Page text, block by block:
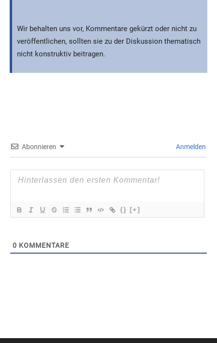
Wir behalten uns vor, Kommentare gekürzt oder nicht zu
veröffentlichen, sollten sie zu der Diskussion thematisch
nicht konstruktiv beitragen.
Abonnieren Anmelden
{} [+]
0 KOMMENTARE